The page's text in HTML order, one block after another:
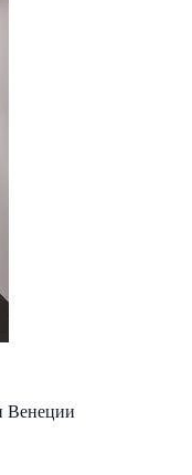
Венеции